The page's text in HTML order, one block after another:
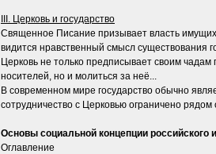
III. Церковь и государство
Священное Писание призывает власть имущих
видится нравственный смысл существования
Церковь не только предписывает своим
носителей, но и молиться за неё...
В современном мире государство обычно
сотрудничество с Церковью ограничено
Основы социальной концепции российского
Оглавление